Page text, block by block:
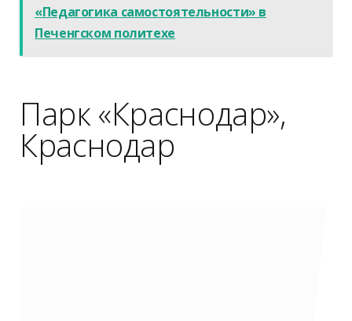
«Педагогика самостоятельности» в
Печенгском политехе
Парк «Краснодар»,
Краснодар